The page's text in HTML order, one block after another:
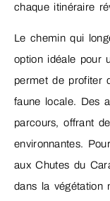
chaque itinéraire
Le chemin qui
option idéale pour
permet de profiter
faune locale. Des
parcours, offrant
environnantes.
aux Chutes du
dans la végétation